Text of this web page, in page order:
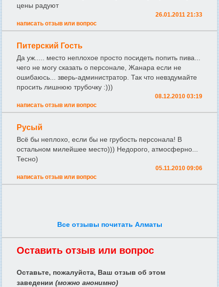
цены радуют
26.01.2011 21:33
написать отзыв или вопрос
Питерский Гость
Да уж..... место неплохое просто посидеть попить пива...
чего не могу сказать о персонале, Жанара если не
ошибаюсь... зверь-администратор. Так что невздумайте
просить лишнюю трубочку :)))
08.12.2010 03:19
написать отзыв или вопрос
Русый
Всё бы неплохо, если бы не грубость персонала! В
остальном милейшее место))) Недорого, атмосферно...
Тесно)
05.11.2010 09:06
написать отзыв или вопрос
Все отзывы почитать Алматы
Оставить отзыв или вопрос
Оставьте, пожалуйста, Ваш отзыв об этом
заведении (можно анонимно)